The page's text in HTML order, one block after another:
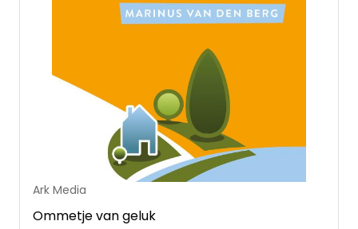
Ark Media
Ommetje van geluk